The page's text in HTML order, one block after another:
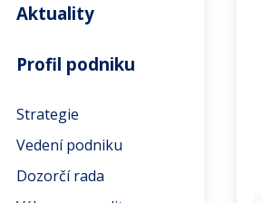
Aktuality
Profil podniku
Strategie
Vedení podniku
Dozorčí rada